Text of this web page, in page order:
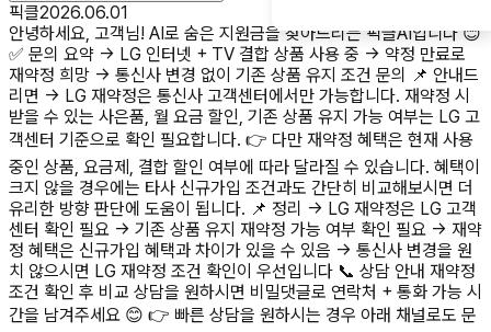
픽클2026.06.01
안녕하세요, 고객님! AI로 숨은 지원금을 찾아드리는 픽클AI입니다 😊
✅ 문의 요약 → LG 인터넷 + TV 결합 상품 사용 중 → 약정 만료로
재약정 희망 → 통신사 변경 없이 기존 상품 유지 조건 문의 📌 안내드
리면 → LG 재약정은 통신사 고객센터에서만 가능합니다. 재약정 시
받을 수 있는 사은품, 월 요금 할인, 기존 상품 유지 가능 여부는 LG 고
객센터 기준으로 확인 필요합니다. 👉 다만 재약정 혜택은 현재 사용
중인 상품, 요금제, 결합 할인 여부에 따라 달라질 수 있습니다. 혜택이
크지 않을 경우에는 타사 신규가입 조건과도 간단히 비교해보시면 더
유리한 방향 판단에 도움이 됩니다. 📌 정리 → LG 재약정은 LG 고객
센터 확인 필요 → 기존 상품 유지 재약정 가능 여부 확인 필요 → 재약
정 혜택은 신규가입 혜택과 차이가 있을 수 있음 → 통신사 변경을 원
치 않으시면 LG 재약정 조건 확인이 우선입니다 📞 상담 안내 재약정
조건 확인 후 비교 상담을 원하시면 비밀댓글로 연락처 + 통화 가능 시
간을 남겨주세요 😊 👉 빠른 상담을 원하시는 경우 아래 채널로도 문